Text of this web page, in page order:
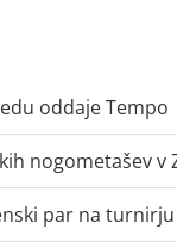
oddaje Tempo
nogometašev v
par na